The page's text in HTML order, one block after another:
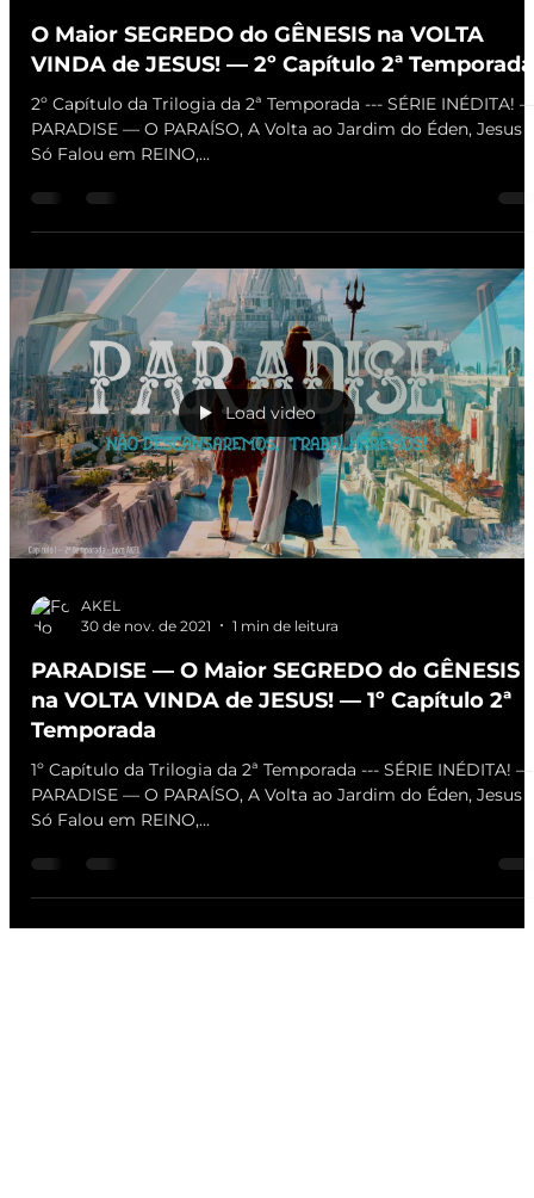
O Maior SEGREDO do GÊNESIS na VOLTA
VINDA de JESUS! — 2º Capítulo 2ª Temporada
2º Capítulo da Trilogia da 2ª Temporada --- SÉRIE INÉDITA!
PARADISE — O PARAÍSO, A Volta ao Jardim do Éden, Jesus
Só Falou em REINO,...
Load video
AKEL
30 de nov. de 2021
1 min de leitura
PARADISE — O Maior SEGREDO do GÊNESIS
na VOLTA VINDA de JESUS! — 1º Capítulo 2ª
Temporada
1º Capítulo da Trilogia da 2ª Temporada --- SÉRIE INÉDITA! —
PARADISE — O PARAÍSO, A Volta ao Jardim do Éden, Jesus
Só Falou em REINO,...